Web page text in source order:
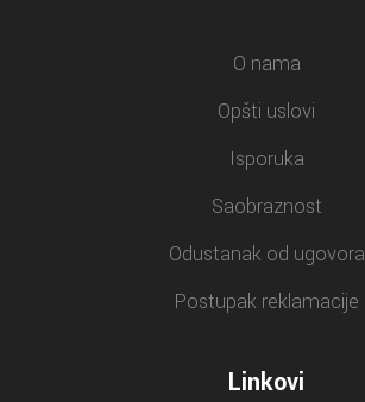
O nama
Opšti uslovi
Isporuka
Saobraznost
Odustanak od ugovora
Postupak reklamacije
Linkovi